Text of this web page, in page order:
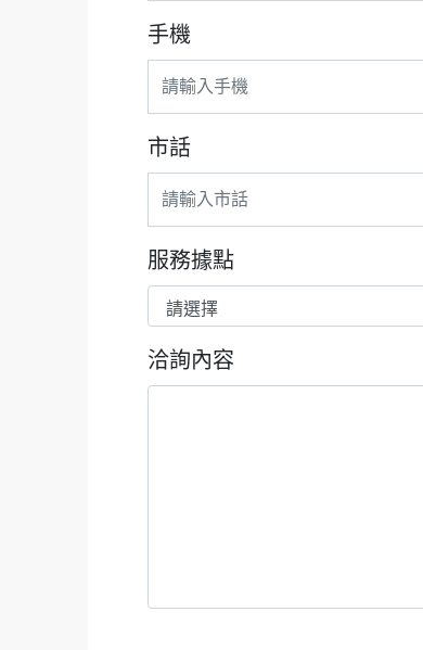
手機
市話
服務據點
洽詢內容